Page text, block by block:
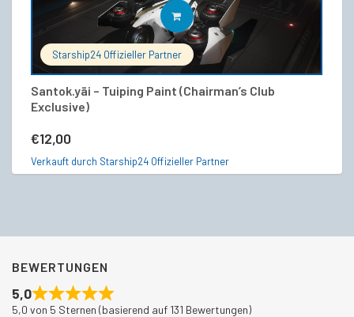
Starship24 Offizieller Partner
Santok.yāi – Tuiping Paint (Chairman’s Club
Exclusive)
€12,00
IN DEN WARENKORB
Verkauft durch Starship24 Offizieller Partner
BEWERTUNGEN
5,0
5,0 von 5 Sternen (basierend auf 131 Bewertungen)